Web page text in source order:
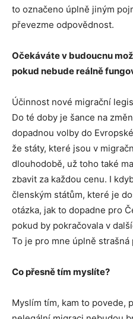
to označeno úplně jiným
převezme odpovědnost.
Očekáváte v budoucnu
pokud nebude reálně
Účinnost nové migrační
Do té doby je šance na
dopadnou volby do
že státy, které jsou v
dlouhodobě, už toho také
zbavit za každou cenu. I
členským státům, které je
otázka, jak to dopadne pro
pokud by pokračovala v
To je pro mne úplně strašná
Co přesně tím myslíte?
Myslím tím, kam to povede,